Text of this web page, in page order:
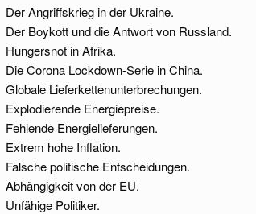
Der Angriffskrieg in der Ukraine.
Der Boykott und die Antwort von Russland.
Hungersnot in Afrika.
Die Corona Lockdown-Serie in China.
Globale Lieferkettenunterbrechungen.
Explodierende Energiepreise.
Fehlende Energielieferungen.
Extrem hohe Inflation.
Falsche politische Entscheidungen.
Abhängigkeit von der EU.
Unfähige Politiker.